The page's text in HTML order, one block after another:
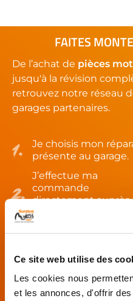
Ce site web utilise des
Les cookies nous
et les annonces, d'offrir
FAITES
De l’achat de pièces
jusqu'à la révision
retrouvez notre réseau
garages partenaires.
Je choisis mon
présente au garage.
J’effectue ma
commande
directement auprès
du réparateur.
Mes pièces sont